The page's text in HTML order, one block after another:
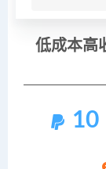
10